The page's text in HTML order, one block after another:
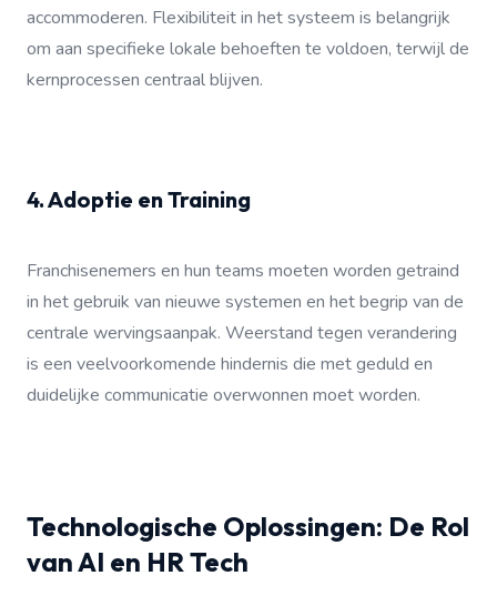
accommoderen. Flexibiliteit in het systeem is belangrijk
om aan specifieke lokale behoeften te voldoen, terwijl de
kernprocessen centraal blijven.
4. Adoptie en Training
Franchisenemers en hun teams moeten worden getraind
in het gebruik van nieuwe systemen en het begrip van de
centrale wervingsaanpak. Weerstand tegen verandering
is een veelvoorkomende hindernis die met geduld en
duidelijke communicatie overwonnen moet worden.
Technologische Oplossingen: De Rol
van AI en HR Tech